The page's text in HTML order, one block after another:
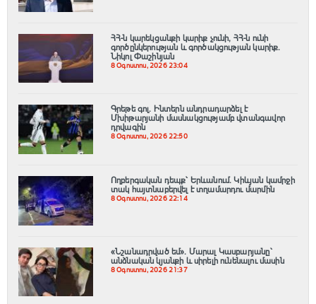
ՀՀ-ն կարեկցանքի կարիք չունի, ՀՀ-ն ունի
գործընկերության և գործակցության կարիք․
Նիկոլ Փաշինյան
8 Օգոստոս, 2026 23:04
Գրեթե գոլ. Ինտերն անդրադարձել է
Մխիթարյանի մասնակցությամբ վտանգավոր
դրվագին
8 Օգոստոս, 2026 22:50
Ողբերգական դեպք՝ Երևանում․ Կիևյան կամրջի
տակ հայտնաբերվել է տղամարդու մարմին
8 Օգոստոս, 2026 22:14
«Նշանադրված եմ». Մարալ Կասբարյանը՝
անձնական կյանքի և սիրելի ունենալու մասին
8 Օգոստոս, 2026 21:37